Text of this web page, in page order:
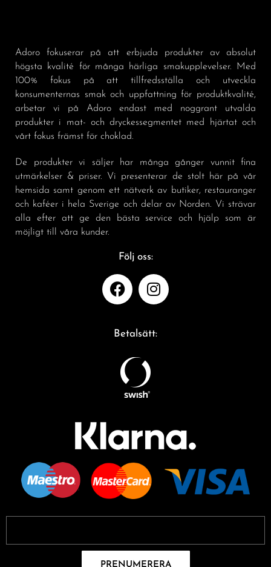
Adoro fokuserar på att erbjuda produkter av absolut
högsta kvalité för många härliga smakupplevelser. Med
100% fokus på att tillfredsställa och utveckla
konsumenternas smak och uppfattning för produktkvalité,
arbetar vi på Adoro endast med noggrant utvalda
produkter i mat- och dryckessegmentet med hjärtat och
vårt fokus främst för choklad.
De produkter vi säljer har många gånger vunnit fina
utmärkelser & priser. Vi presenterar de stolt här på vår
hemsida samt genom ett nätverk av butiker, restauranger
och kaféer i hela Sverige och delar av Norden. Vi strävar
alla efter att ge den bästa service och hjälp som är
möjligt till våra kunder.
Följ oss:
Betalsätt:
PRENUMERERA